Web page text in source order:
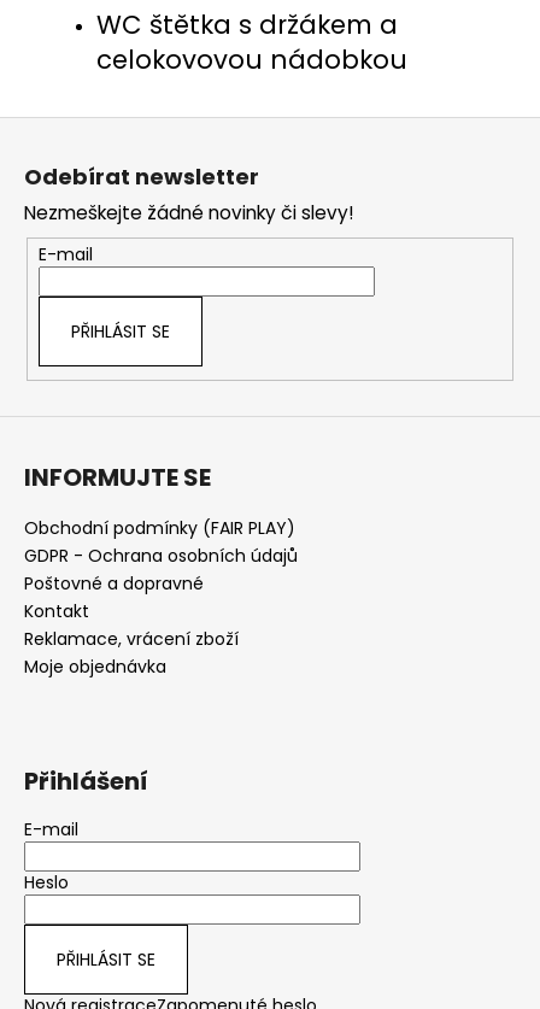
WC štětka s držákem a
celokovovou nádobkou
Z
Odebírat newsletter
Nezmeškejte žádné novinky či slevy!
E-mail
PŘIHLÁSIT SE
INFORMUJTE SE
Obchodní podmínky (FAIR PLAY)
GDPR - Ochrana osobních údajů
Poštovné a dopravné
Kontakt
Reklamace, vrácení zboží
Moje objednávka
Přihlášení
E-mail
Heslo
PŘIHLÁSIT SE